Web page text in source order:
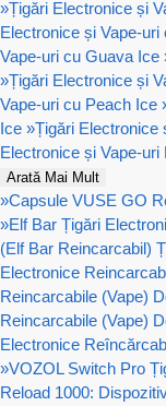
»Țigări Electronice și
Electronice și Vape-
Vape-uri cu Guava Ice
»Țigări Electronice și
Vape-uri cu Peach Ice
Ice »Țigări Electronice
Electronice și Vape-uri
Arată Mai Mult
»Capsule VUSE GO
»Elf Bar Țigări
(Elf Bar Reincarcabil)
Electronice
Reincarcabile (Vape)
Reincarcabile (Vape)
Electronice
»VOZOL Switch Pro
Reload 1000: